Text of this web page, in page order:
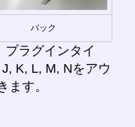
バック
プラグインタイ
K, L, M, Nをアウ
ます。